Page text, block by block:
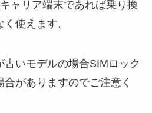
ャリア端末であれば乗り換
使えます。
古いモデルの場合SIMロック
がありますのでご注意く